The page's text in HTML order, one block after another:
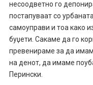
несоодветно го
постапуваат со
самоуправи и тоа како
буџети. Сакаме да го
превенираме за да
на денот, да имаме
Перински.